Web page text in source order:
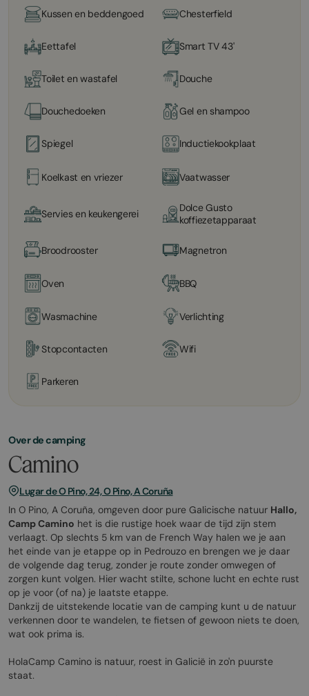
Kussen en beddengoed Chesterfield
Eettafel Smart TV 43'
Toilet en wastafel Douche
Douchedoeken Gel en shampoo
Spiegel Inductiekookplaat
Koelkast en vriezer Vaatwasser
Servies en keukengerei
Dolce Gusto
koffiezetapparaat
Broodrooster Magnetron
Oven BBQ
Wasmachine Verlichting
Stopcontacten Wifi
Parkeren
Over de camping
Camino
Lugar de O Pino, 24, O Pino, A Coruña
In O Pino, A Coruña, omgeven door pure Galicische natuur Hallo,
Camp Camino het is die rustige hoek waar de tijd zijn stem
verlaagt. Op slechts 5 km van de French Way halen we je aan
het einde van je etappe op in Pedrouzo en brengen we je daar
de volgende dag terug, zonder je route zonder omwegen of
zorgen kunt volgen. Hier wacht stilte, schone lucht en echte rust
op je voor (of na) je laatste etappe.
Dankzij de uitstekende locatie van de camping kunt u de natuur
verkennen door te wandelen, te fietsen of gewoon niets te doen,
wat ook prima is.
HolaCamp Camino is natuur, roest in Galicië in zo'n puurste
staat.